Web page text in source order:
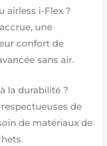
airless i-Flex ?
une
confort de
sans air.
la durabilité ?
de
de matériaux de